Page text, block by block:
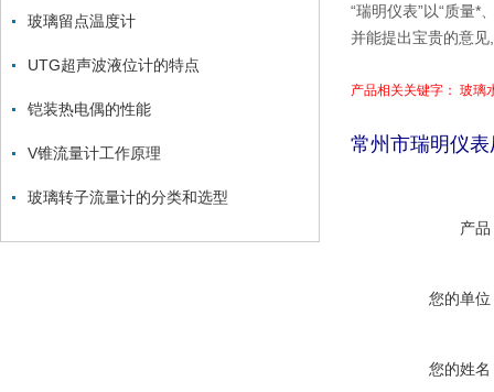
玻璃留点温度计
UTG超声波液位计的特点
铠装热电偶的性能
V锥流量计工作原理
玻璃转子流量计的分类和选型
“瑞明仪表”以“质量
并能提出宝贵的意
产品相关关键字： 玻璃
常州市瑞明仪表
产品
您的单位
您的姓名